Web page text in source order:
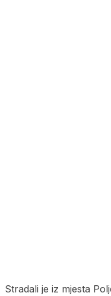
Stradali je iz mjesta